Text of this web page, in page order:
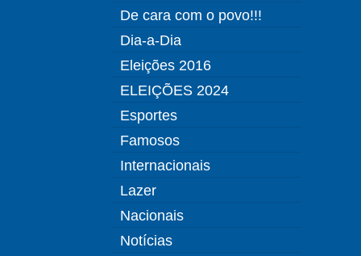
De cara com o povo!!!
Dia-a-Dia
Eleições 2016
ELEIÇÕES 2024
Esportes
Famosos
Internacionais
Lazer
Nacionais
Notícias